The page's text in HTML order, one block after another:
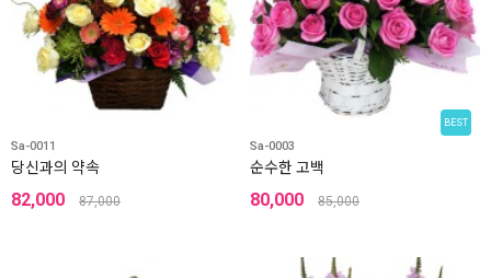
Sa-0011
당신과의 약속
82,000 87,000
BEST
Sa-0003
순수한 고백
80,000 85,000